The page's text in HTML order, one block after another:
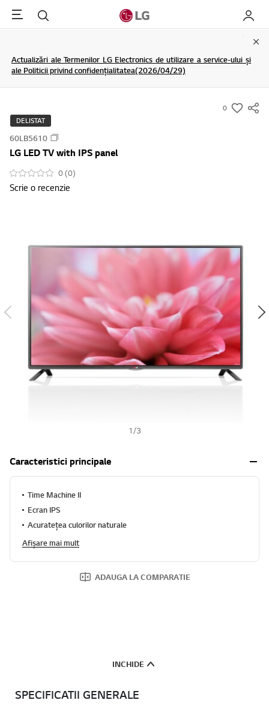
Menu Cautare My LG
Actualizări ale Termenilor LG Electronics de utilizare a service-ului și
ale Politicii privind confidențialitatea(2026/04/29)
0
s
i
s
DELISTAT
60LB5610
LG LED TV with IPS panel
0 (0)
Scrie o recenzie
1 /3
Caracteristici principale
Time Machine II
Ecran IPS
Acurateţea culorilor naturale
Afișare mai mult
ADAUGA LA COMPARATIE
INCHIDE
SPECIFICATII GENERALE